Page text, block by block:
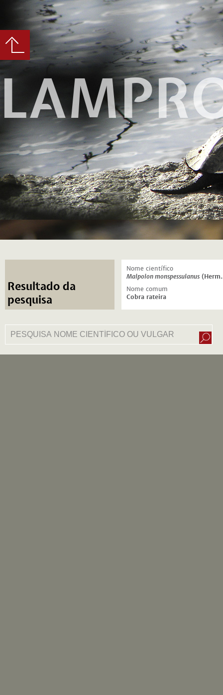
Resultado da
pesquisa
Nome científico
Malpolon monspessulanus (Hermann, 1804)
Nome comum
Cobra rateira